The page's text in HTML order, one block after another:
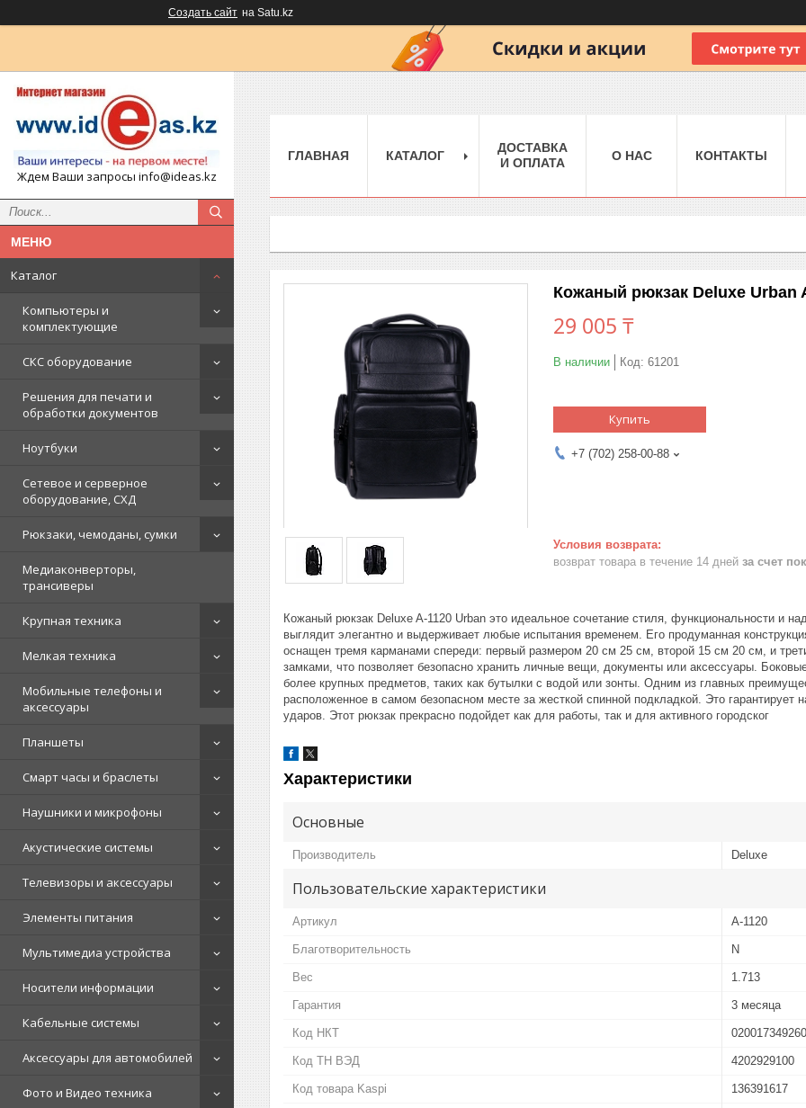
Создать сайт на Satu.kz
Ждем Ваши запросы info@ideas.kz
Каталог
Компьютеры и
комплектующие
СКС оборудование
Решения для печати и
обработки документов
Ноутбуки
Сетевое и серверное
оборудование, СХД
Рюкзаки, чемоданы, сумки
Медиаконверторы,
трансиверы
Крупная техника
Мелкая техника
Мобильные телефоны и
аксессуары
Планшеты
Смарт часы и браслеты
Наушники и микрофоны
Акустические системы
Телевизоры и аксессуары
Элементы питания
Мультимедиа устройства
Носители информации
Кабельные системы
Аксессуары для автомобилей
Фото и Видео техника
ГЛАВНАЯ КАТАЛОГ
ДОСТАВКА
И ОПЛАТА
О НАС КОНТАКТЫ
Кожаный рюкзак Deluxe Urban
29 005 ₸
В наличии Код: 61201
Купить
+7 (702) 258-00-88
возврат товара в течение 14 дней за счет
Кожаный рюкзак Deluxe A-1120 Urban это идеальное сочетание стиля, функциональности и
выглядит элегантно и выдерживает любые испытания временем. Его продуманная
оснащен тремя карманами спереди: первый размером 20 см 25 см, второй 15 см 20 см, и
замками, что позволяет безопасно хранить личные вещи, документы или аксессуары.
более крупных предметов, таких как бутылки с водой или зонты. Одним из главных
расположенное в самом безопасном месте за жесткой спинной подкладкой. Это
ударов. Этот рюкзак прекрасно подойдет как для работы, так и для активного городског
Характеристики
Основные
Производитель Deluxe
Пользовательские характеристики
Артикул A-1120
Благотворительность N
Вес 1.713
Гарантия 3 месяца
Код НКТ
Код ТН ВЭД 4202929100
Код товара Kaspi 136391617